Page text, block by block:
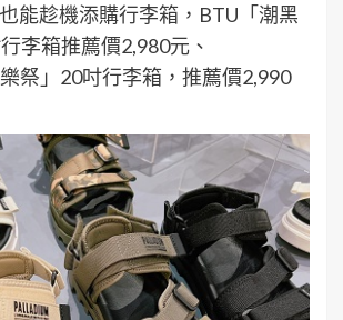
能趁機添購行李箱，BTU「潮黑
李箱推薦價2,980元、
樂祭」20吋行李箱，推薦價2,990